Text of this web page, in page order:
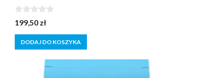
0
z
5
199,50 zł
DODAJ DO KOSZYKA